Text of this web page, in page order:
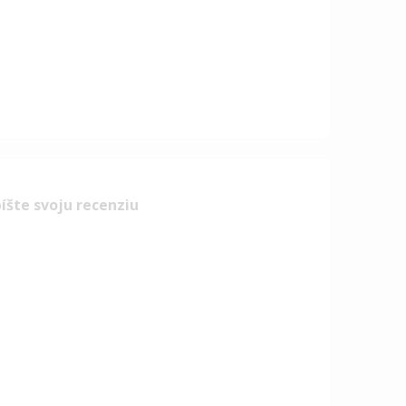
svoju recenziu